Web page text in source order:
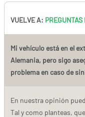
VUELVE A:
Mi vehículo está en el
Alemania, pero sigo
problema en caso de
En nuestra opinión
Tal y como planteas,